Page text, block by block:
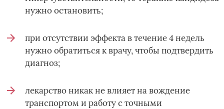
нужно остановить;
при отсутствии эффекта в течение 4 недель
нужно обратиться к врачу, чтобы подтвердить
диагноз;
лекарство никак не влияет на вождение
транспортом и работу с точными